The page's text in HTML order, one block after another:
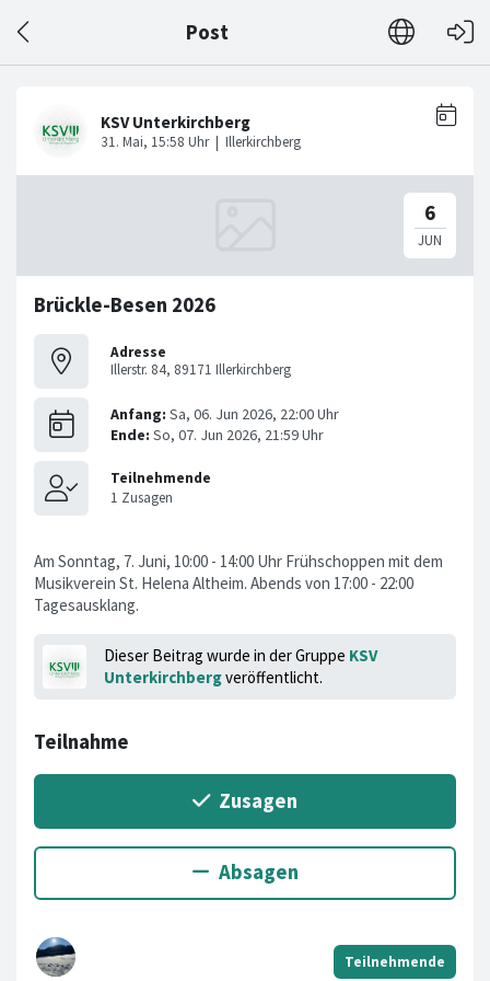
Post
Brückle-Besen 2026
Adresse
Illerstr. 84, 89171 Illerkirchberg
Am Sonntag, 7. Juni, 10:00 - 14:00 Uhr Frühschoppen mit dem
Musikverein St. Helena Altheim. Abends von 17:00 - 22:00
Tagesausklang.
Dieser Beitrag wurde in der Gruppe KSV
Unterkirchbergveröffentlicht.